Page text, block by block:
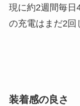
現に約2週間毎日
の充電はまだ2回
装着感の良さ